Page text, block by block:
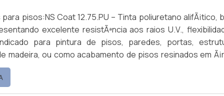
pisos:NS Coat 12.75.PU – Tinta poliuretano alifÃ¡tico,
excelente resistÃªncia aos raios U.V.,
para pintura de pisos, paredes, portas,
madeira, ou como acabamento de pisos resinados em
brilhante ou semi brilho.NS Coat 10.10 – Tinta
com alta espessura e alto poder de cobertura, a base de
Forma .